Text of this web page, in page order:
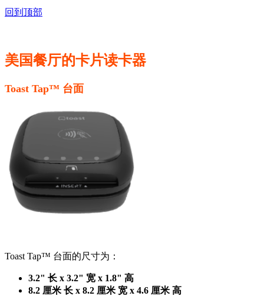
回到顶部
美国餐厅的卡片读卡器
Toast Tap™ 台面
Toast Tap™ 台面的尺寸为：
3.2" 长 x 3.2" 宽 x 1.8" 高
8.2 厘米 长 x 8.2 厘米 宽 x 4.6 厘米 高